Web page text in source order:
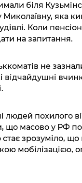
біля
яка
Коли
на запитання.
не
відчайдушні
людей похилого
що масово у РФ
зрозуміло, що
мобілізацією,